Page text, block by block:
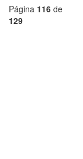
Página 116 de
129